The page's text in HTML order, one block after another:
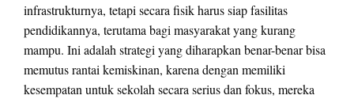
infrastrukturnya, tetapi secara fisik harus siap fasilitas
pendidikannya, terutama bagi masyarakat yang kurang
mampu. Ini adalah strategi yang diharapkan benar-benar bisa
memutus rantai kemiskinan, karena dengan memiliki
kesempatan untuk sekolah secara serius dan fokus, mereka